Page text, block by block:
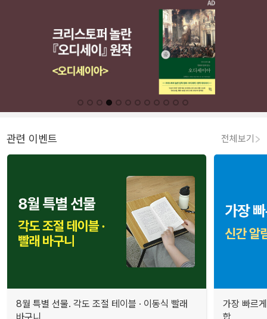
관련 이벤트 전체보기
8월 특별 선물. 각도 조절 테이블 · 이동식 빨래
가장 빠르